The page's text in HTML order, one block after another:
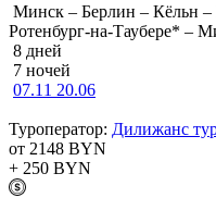
Минск – Берлин – Кёльн
Ротенбург-на-Таубере* –
8 дней
7 ночей
07.11 20.06
Туроператор: Дилижанс
от 2148 BYN
+ 250 BYN